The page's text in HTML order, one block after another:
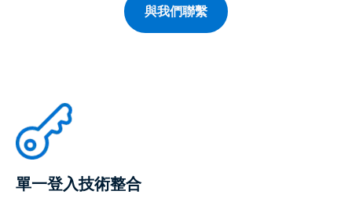
與我們聯繫
單一登入技術整合